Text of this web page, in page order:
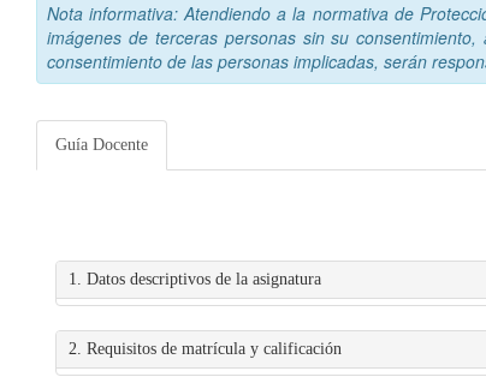
Nota informativa: Atendiendo a la normativa de
imágenes de terceras personas sin su
consentimiento de las personas implicadas, serán
Guía Docente
1. Datos descriptivos de la asignatura
2. Requisitos de matrícula y calificación